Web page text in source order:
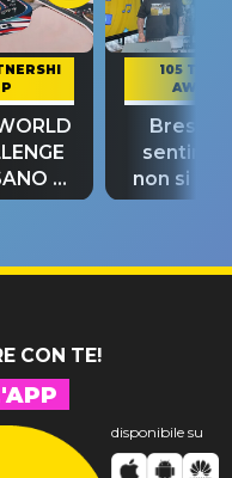
P
si
105 TAKE
AWAY
Bresh:
non si
fino alla
CON TE!
disponibile su